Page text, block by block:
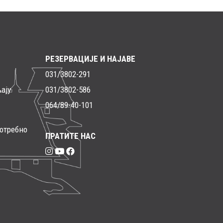
РЕЗЕРВАЦИЈЕ И НАЈАВЕ
031/3802-291
031/3802-586
064/89-40-101
ПРАТИТЕ НАС